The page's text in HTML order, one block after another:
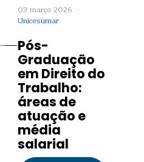
03 março 2026 ·
Unicesumar
Pós-
Graduação
em Direito do
Trabalho:
áreas de
atuação e
média
salarial